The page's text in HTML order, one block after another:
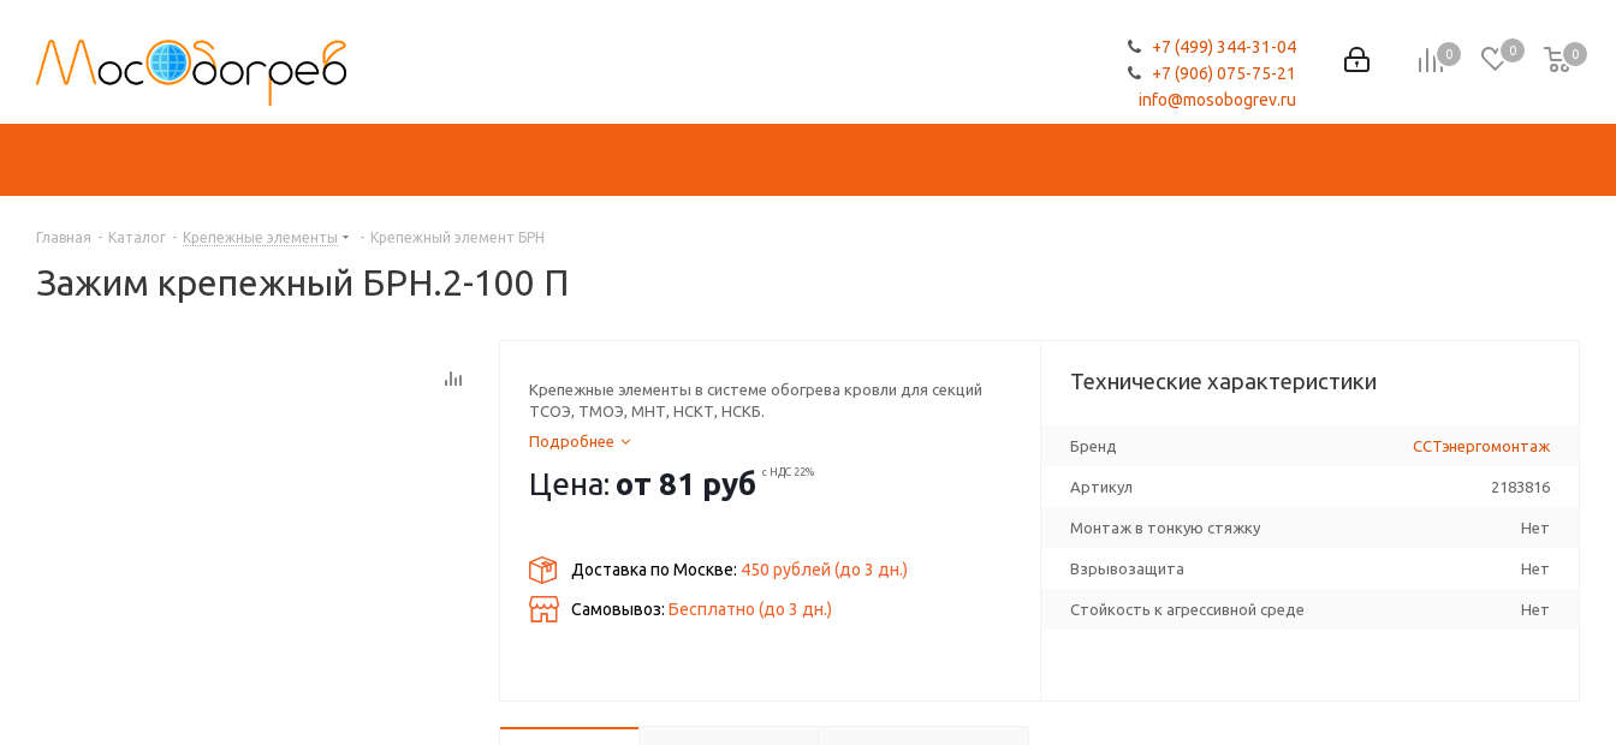
0 0 0
0
+7 (499) 344-31-04
+7 (906) 075-75-21
info@mosobogrev.ru
Главная - Каталог - Крепежные элементы - Крепежный элемент БРН
Зажим крепежный БРН.2-100 П
Крепежные элементы в системе обогрева кровли для секций
ТСОЭ, ТМОЭ, МНТ, НСКТ, НСКБ.
Подробнее
Цена: от 81 руб с НДС 22%
Доставка по Москве: 450 рублей (до3 дн.)
Самовывоз:Бесплатно (до3 дн.)
Технические характеристики
Бренд ССТэнергомонтаж
Артикул 2183816
Монтаж в тонкую стяжку Нет
Взрывозащита Нет
Стойкость к агрессивной среде Нет